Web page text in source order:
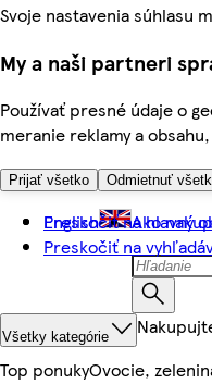
Svoje nastavenia súhlasu
My a naši partneri
Používať presné údaje o
meranie reklamy a
Prijať všetko Odmietnuť
Preskočiť na hlavný
Preskočiť na
English Ako
Všetky kategórie
Top ponukyOvocie,